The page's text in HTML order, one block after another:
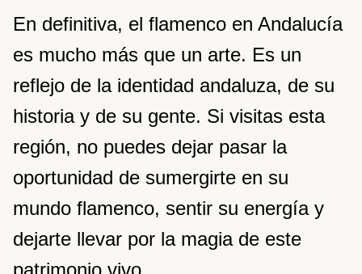
En definitiva, el flamenco en Andalucía
es mucho más que un arte. Es un
reflejo de la identidad andaluza, de su
historia y de su gente. Si visitas esta
región, no puedes dejar pasar la
oportunidad de sumergirte en su
mundo flamenco, sentir su energía y
dejarte llevar por la magia de este
patrimonio vivo.